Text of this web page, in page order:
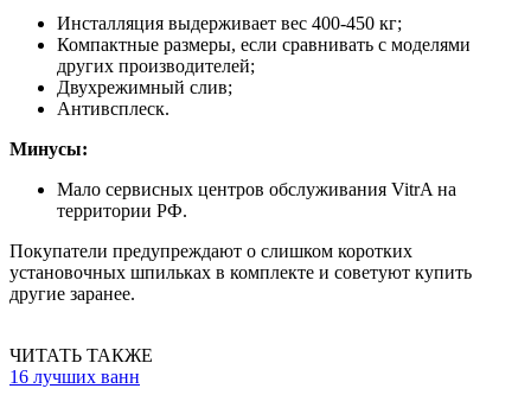
Инсталляция выдерживает вес 400-450 кг;
Компактные размеры, если сравнивать с моделями
других производителей;
Двухрежимный слив;
Антивсплеск.
Минусы:
Мало сервисных центров обслуживания VitrA на
территории РФ.
Покупатели предупреждают о слишком коротких
установочных шпильках в комплекте и советуют купить
другие заранее.
ЧИТАТЬ ТАКЖЕ
16 лучших ванн